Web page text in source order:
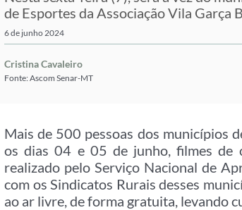
de Esportes da Associação Vila Garça
6 de junho 2024
Cristina Cavaleiro
Fonte: Ascom Senar-MT
Mais de 500 pessoas dos municípios
os dias 04 e 05 de junho, filmes de
realizado pelo Serviço Nacional de
com os Sindicatos Rurais desses
ao ar livre, de forma gratuita, levando